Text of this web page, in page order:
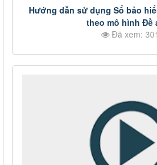
Hướng dẫn sử dụng Sổ bảo
theo mô hình Đề
Đã xem: 301